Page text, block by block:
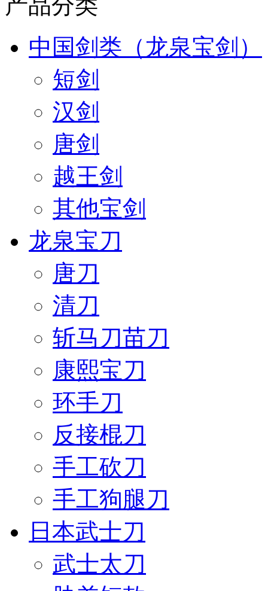
中国剑类（龙泉宝剑）
短剑
汉剑
唐剑
越王剑
其他宝剑
龙泉宝刀
唐刀
清刀
斩马刀苗刀
康熙宝刀
环手刀
反接棍刀
手工砍刀
手工狗腿刀
日本武士刀
武士太刀